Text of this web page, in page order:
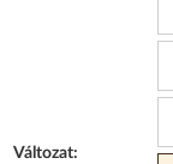
Változat: